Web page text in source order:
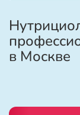
в Москве